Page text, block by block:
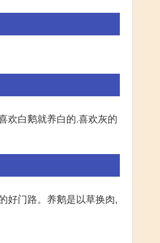
欢白鹅就养白的.喜欢灰的
好门路。养鹅是以草换肉,